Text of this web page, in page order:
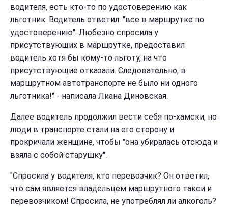
водителя, есть кто-то по удостоверению как
льготник. Водитель ответил: "все в маршрутке по
удостоверению". Любезно спросила у
присутствующих в маршрутке, предоставил
водитель хотя бы кому-то льготу, на что
присутствующие отказали. Следовательно, в
маршрутном автотранспорте не было ни одного
льготника!" - написала Лиана Диновская.
Далее водитель продолжил вести себя по-хамски, но
люди в транспорте стали на его сторону и
прокричали женщине, чтобы "она убиралась отсюда и
взяла с собой старушку".
"Спросила у водителя, кто перевозчик? Он ответил,
что сам является владельцем маршрутного такси и
перевозчиком! Спросила, не употреблял ли алкоголь?